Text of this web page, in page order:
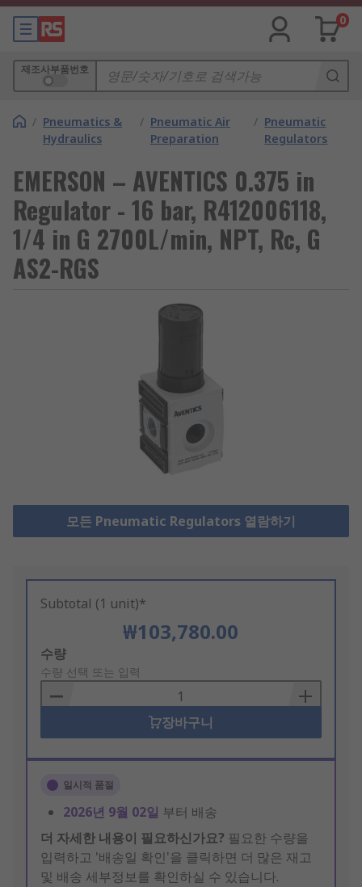
0
제조사부품번호
/ Pneumatics &
Hydraulics
/ Pneumatic Air
Preparation
/ Pneumatic
Regulators
EMERSON – AVENTICS 0.375 in
Regulator - 16 bar, R412006118,
1/4 in G 2700L/min, NPT, Rc, G
AS2-RGS
모든 Pneumatic Regulators 열람하기
Subtotal (1 unit)*
₩103,780.00
Add
to
Basket
수량
수량 선택 또는 입력
장바구니
일시적 품절
2026년 9월 02일 부터 배송
더 자세한 내용이 필요하신가요? 필요한 수량을
입력하고 '배송일 확인'을 클릭하면 더 많은 재고
및 배송 세부정보를 확인하실 수 있습니다.